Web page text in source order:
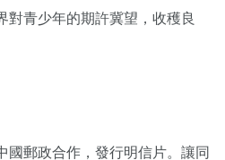
對青少年的期許冀望，收穫良
國郵政合作，發行明信片。讓同